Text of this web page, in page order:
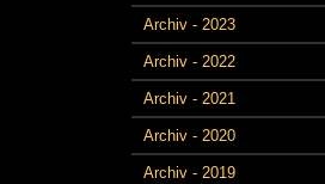
Archiv - 2023
Archiv - 2022
Archiv - 2021
Archiv - 2020
Archiv - 2019